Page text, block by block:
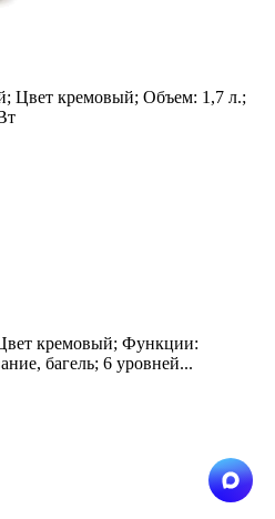
Цвет кремовый; Объем: 1,7 л.;
кремовый; Функции:
багель; 6 уровней...